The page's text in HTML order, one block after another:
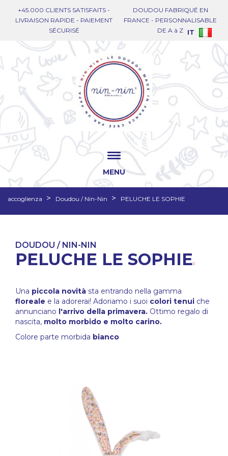
+45.000 CLIENTS SATISFAITS -
LIVRAISON RAPIDE - PAIEMENT
SÉCURISÉ
DOUDOU FABRIQUÉ EN
FRANCE - PERSONNALISABLE
DE A à Z IT
MENU
accoglienza Doudou / Nin-Nin PELUCHE LE SOPHIE
DOUDOU / NIN-NIN
PELUCHE LE SOPHIE
Una piccola novità sta entrando nella gamma
floreale e la adorerai! Adoriamo i suoi colori tenui che
annunciano l'arrivo della primavera. Ottimo regalo di
nascita, molto morbido e molto carino.
Colore parte morbida bianco